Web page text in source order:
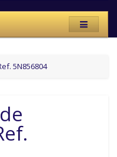
5N856804